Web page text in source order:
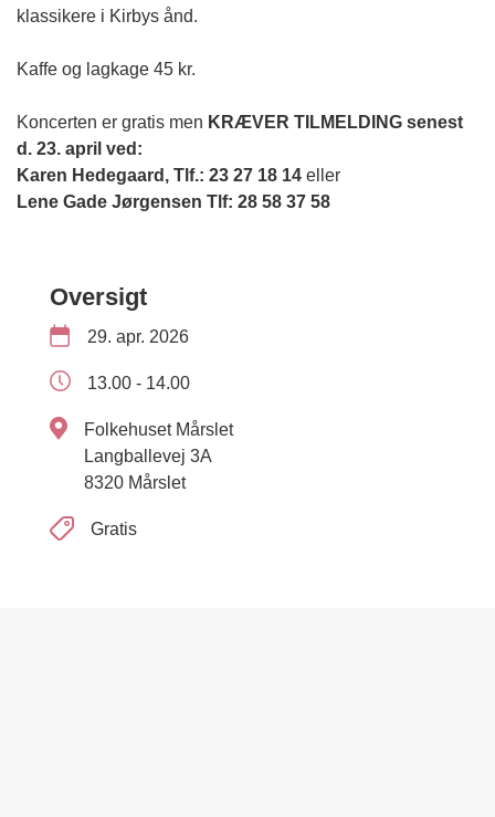
klassikere i Kirbys ånd.
Kaffe og lagkage 45 kr.
Koncerten er gratis men KRÆVER TILMELDING senest
d. 23. april ved:
Karen Hedegaard, Tlf.: 23 27 18 14 eller
Lene Gade Jørgensen Tlf: 28 58 37 58
Oversigt
29. apr. 2026
13.00 - 14.00
Folkehuset Mårslet
Langballevej 3A
8320 Mårslet
Gratis